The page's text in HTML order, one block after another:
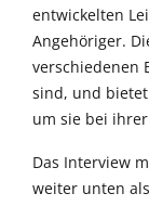
entwickelten
Angehöriger.
verschiedenen
sind, und
um sie bei
Das Interview
weiter unten als